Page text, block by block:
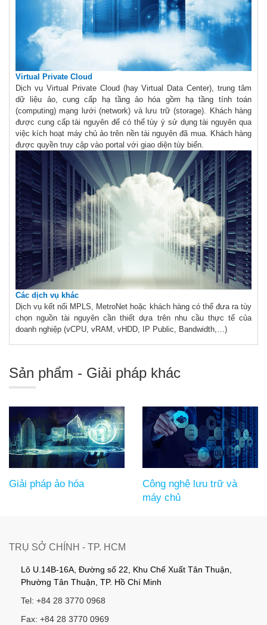
Virtual Private Cloud
Dịch vụ Virtual Private Cloud (hay Virtual Data Center), trung tâm
dữ liệu ảo, cung cấp hạ tầng ảo hóa gồm hạ tầng tính toán
(computing) mạng lưới (network) và lưu trữ (storage). Khách hàng
được cung cấp tài nguyên để có thể tùy ý sử dụng tài nguyên qua
việc kích hoạt máy chủ ảo trên nền tài nguyên đã mua. Khách hàng
được quyền truy cập vào portal với giao diện tùy biến.
Các dịch vụ khác
Dịch vụ kết nối MPLS, MetroNet hoặc khách hàng có thể đưa ra tùy
chọn nguồn tài nguyên cần thiết dựa trên nhu cầu thực tế của
doanh nghiệp (vCPU, vRAM, vHDD, IP Public, Bandwidth,…)
Sản phẩm - Giải pháp khác
Giải pháp ảo hóa
Công nghệ lưu trữ và
máy chủ
TRỤ SỞ CHÍNH - TP. HCM
Lô U.14B-16A, Đường số 22, Khu Chế Xuất Tân Thuận,
Phường Tân Thuận, TP. Hồ Chí Minh
Tel: +84 28 3770 0968
Fax: +84 28 3770 0969